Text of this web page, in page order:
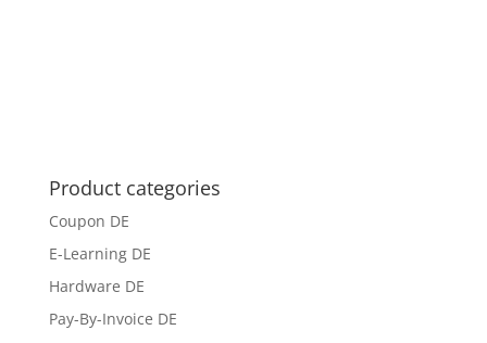
Product categories
Coupon DE
E-Learning DE
Hardware DE
Pay-By-Invoice DE